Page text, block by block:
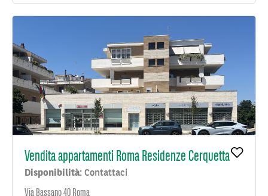
Vendita appartamenti Roma Residenze Cerquetta
Disponibilità: Contattaci
Via Bassano 40 Roma